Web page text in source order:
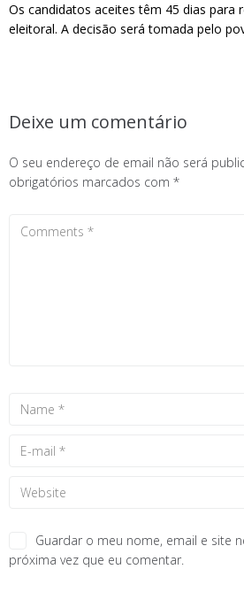
Os candidatos aceites têm 45 dias para
eleitoral. A decisão será tomada pelo
Deixe um comentário
O seu endereço de email não será
obrigatórios marcados com *
Guardar o meu nome, email e site
próxima vez que eu comentar.